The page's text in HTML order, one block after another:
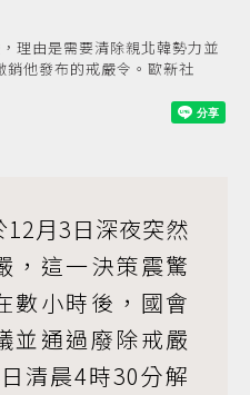
理由是需要清除親北韓勢力並
他發布的戒嚴令。歐新社
12月3日深夜突然
，這一決策震驚
數小時後，國會
並通過廢除戒嚴
清晨4時30分解